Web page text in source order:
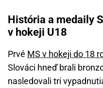
História a medaily
v hokeji U18
Prvé MS v hokeji do 18
Slováci hneď brali
nasledovali tri